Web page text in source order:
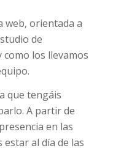
web, orientada a
de
los llevamos
que tengáis
A partir de
en las
estar al día de las